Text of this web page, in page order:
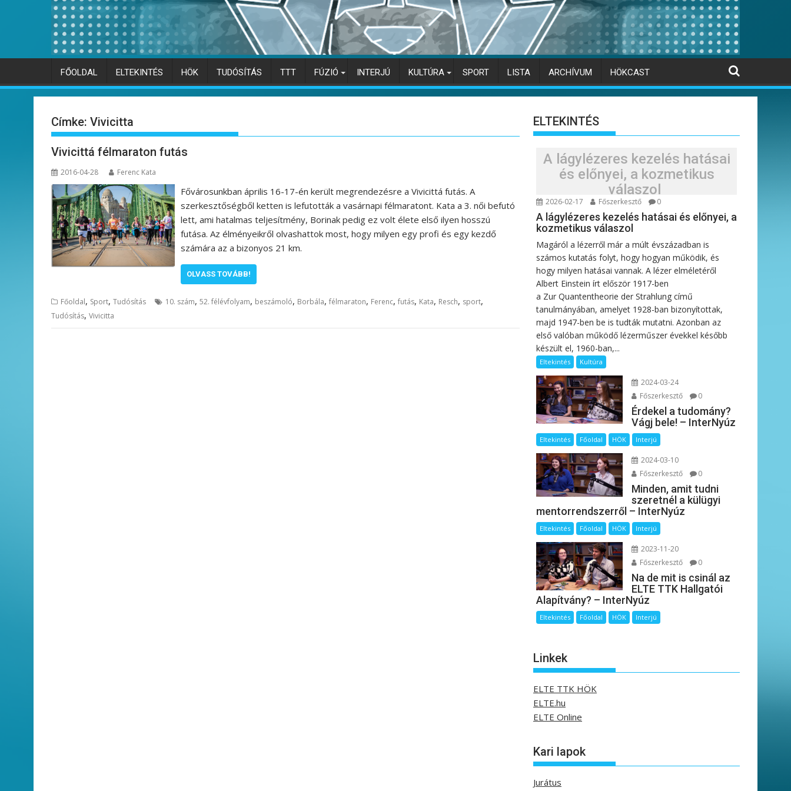
FŐOLDAL ELTEKINTÉS HÖK TUDÓSÍTÁS TTT FÚZIÓ INTERJÚ KULTÚRA SPORT LISTA ARCHÍVUM HÖKCAST
Címke: Vivicitta
Vivicittá félmaraton futás
2016-04-28 Ferenc Kata
Fővárosunkban április 16-17-én került megrendezésre a Vivicittá futás. A
szerkesztőségből ketten is lefutották a vasárnapi félmaratont. Kata a 3. női befutó
lett, ami hatalmas teljesítmény, Borinak pedig ez volt élete első ilyen hosszú
futása. Az élményeikről olvashattok most, hogy milyen egy profi és egy kezdő
számára az a bizonyos 21 km.
OLVASS TOVÁBB!
Főoldal, Sport, Tudósítás 10. szám, 52. félévfolyam, beszámoló, Borbála, félmaraton, Ferenc, futás, Kata, Resch, sport,
Tudósítás, Vivicitta
ELTEKINTÉS
A lágylézeres kezelés hatásai
és előnyei, a kozmetikus
válaszol
2026-02-17 Főszerkesztő 0
A lágylézeres kezelés hatásai és előnyei, a
kozmetikus válaszol
Magáról a lézerről már a múlt évszázadban is
számos kutatás folyt, hogy hogyan működik, és
hogy milyen hatásai vannak. A lézer elméletéről
Albert Einstein írt először 1917-ben
a Zur Quantentheorie der Strahlung című
tanulmányában, amelyet 1928-ban bizonyítottak,
majd 1947-ben be is tudták mutatni. Azonban az
első valóban működő lézerműszer évekkel később
készült el, 1960-ban,...
Eltekintés Kultúra
2024-03-24
Főszerkesztő
0
Érdekel a tudomány?
Vágj bele! – InterNyúz
Eltekintés Főoldal HÖK Interjú
2024-03-10
Főszerkesztő
0
Minden, amit tudni
szeretnél a külügyi
mentorrendszerről – InterNyúz
Eltekintés Főoldal HÖK Interjú
2023-11-20
Főszerkesztő
0
Na de mit is csinál az
ELTE TTK Hallgatói
Alapítvány? – InterNyúz
Eltekintés Főoldal HÖK Interjú
Linkek
ELTE TTK HÖK
ELTE.hu
ELTE Online
Kari lapok
Jurátus